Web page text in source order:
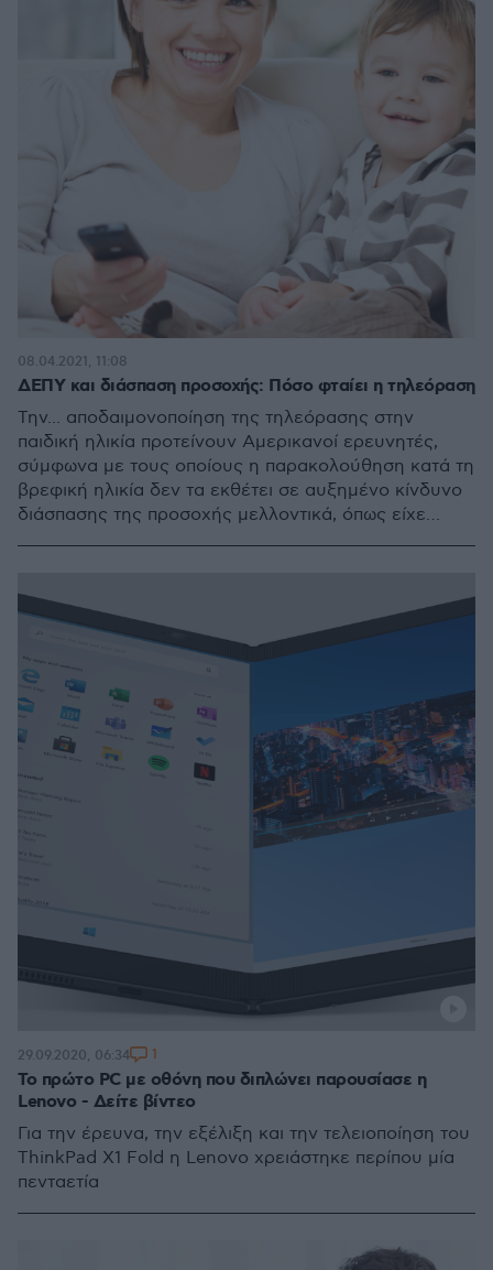
ΔΕΠΥ και διάσπαση προσοχής: Πόσο φταίει η τηλεόραση
Την... αποδαιμονοποίηση της τηλεόρασης στην
παιδική ηλικία προτείνουν Αμερικανοί ερευνητές,
σύμφωνα με τους οποίους η παρακολούθηση κατά τη
βρεφική ηλικία δεν τα εκθέτει σε αυξημένο κίνδυνο
διάσπασης της προσοχής μελλοντικά, όπως είχε
08.04.2021, 11:08
Το πρώτο PC με οθόνη που διπλώνει παρουσίασε η
Lenovo - Δείτε βίντεο
Για την έρευνα, την εξέλιξη και την τελειοποίηση του
ThinkPad X1 Fold η Lenovo χρειάστηκε περίπου μία
πενταετία
29.09.2020, 06:34 1